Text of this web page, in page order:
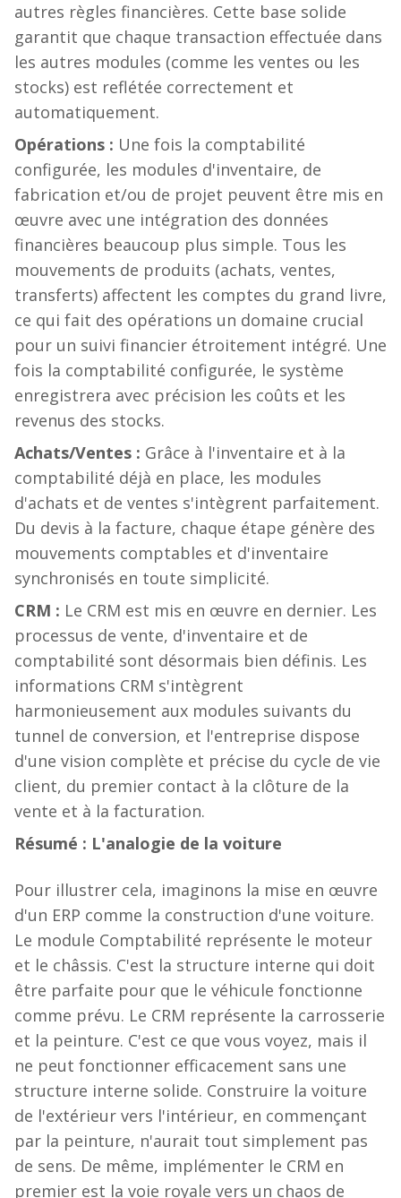
autres règles financières. Cette base solide
garantit que chaque transaction effectuée dans
les autres modules (comme les ventes ou les
stocks) est reflétée correctement et
automatiquement.
Opérations : Une fois la comptabilité
configurée, les modules d'inventaire, de
fabrication et/ou de projet peuvent être mis en
œuvre avec une intégration des données
financières beaucoup plus simple. Tous les
mouvements de produits (achats, ventes,
transferts) affectent les comptes du grand livre,
ce qui fait des opérations un domaine crucial
pour un suivi financier étroitement intégré. Une
fois la comptabilité configurée, le système
enregistrera avec précision les coûts et les
revenus des stocks.
Achats/Ventes : Grâce à l'inventaire et à la
comptabilité déjà en place, les modules
d'achats et de ventes s'intègrent parfaitement.
Du devis à la facture, chaque étape génère des
mouvements comptables et d'inventaire
synchronisés en toute simplicité.
CRM : Le CRM est mis en œuvre en dernier. Les
processus de vente, d'inventaire et de
comptabilité sont désormais bien définis. Les
informations CRM s'intègrent
harmonieusement aux modules suivants du
tunnel de conversion, et l'entreprise dispose
d'une vision complète et précise du cycle de vie
client, du premier contact à la clôture de la
vente et à la facturation.
Résumé : L'analogie de la voiture
Pour illustrer cela, imaginons la mise en œuvre
d'un ERP comme la construction d'une voiture.
Le module Comptabilité représente le moteur
et le châssis. C'est la structure interne qui doit
être parfaite pour que le véhicule fonctionne
comme prévu. Le CRM représente la carrosserie
et la peinture. C'est ce que vous voyez, mais il
ne peut fonctionner efficacement sans une
structure interne solide. Construire la voiture
de l'extérieur vers l'intérieur, en commençant
par la peinture, n'aurait tout simplement pas
de sens. De même, implémenter le CRM en
premier est la voie royale vers un chaos de